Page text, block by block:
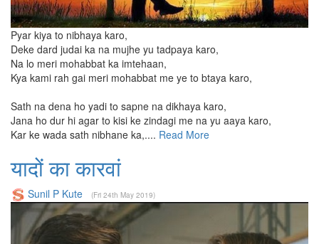
Pyar kiya to nibhaya karo,
Deke dard judai ka na mujhe yu tadpaya karo,
Na lo meri mohabbat ka imtehaan,
Kya kami rah gai meri mohabbat me ye to btaya karo,
Sath na dena ho yadi to sapne na dikhaya karo,
Jana ho dur hi agar to kisi ke zindagi me na yu aaya karo,
Kar ke wada sath nibhane ka,.... Read More
यादों का कारवां
Sunil P Kute (Fri 24th May 2019)